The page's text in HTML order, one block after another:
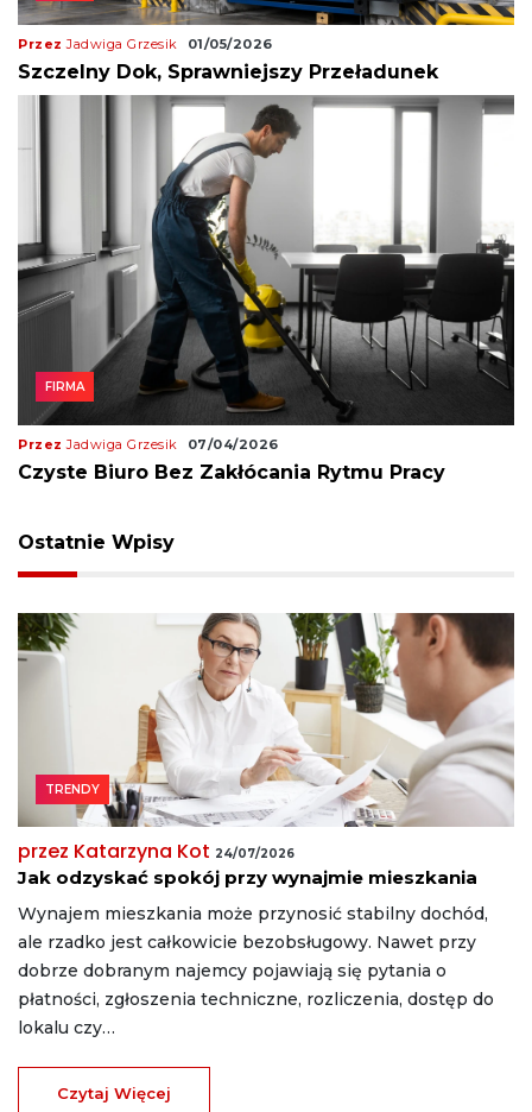
PrzezJadwiga Grzesik 01/05/2026
Szczelny Dok, Sprawniejszy Przeładunek
FIRMA
PrzezJadwiga Grzesik 07/04/2026
Czyste Biuro Bez Zakłócania Rytmu Pracy
Ostatnie Wpisy
TRENDY
przez Katarzyna Kot 24/07/2026
Jak odzyskać spokój przy wynajmie mieszkania
Wynajem mieszkania może przynosić stabilny dochód,
ale rzadko jest całkowicie bezobsługowy. Nawet przy
dobrze dobranym najemcy pojawiają się pytania o
płatności, zgłoszenia techniczne, rozliczenia, dostęp do
lokalu czy…
Czytaj Więcej